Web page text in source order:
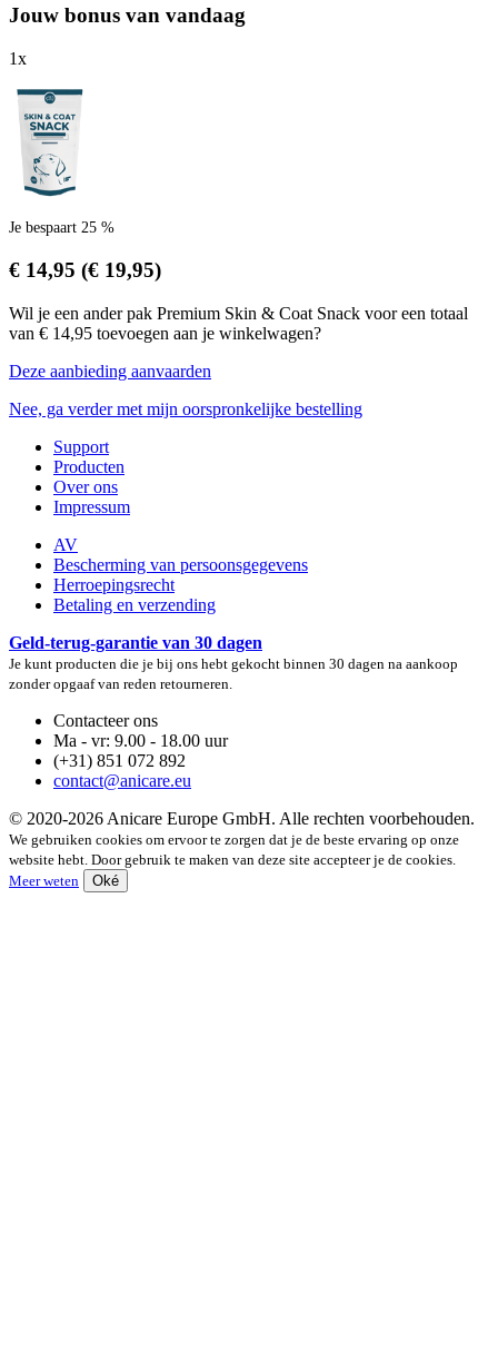
Jouw bonus van vandaag
1x
Je bespaart 25 %
€ 14,95 (€ 19,95)
Wil je een ander pak Premium Skin & Coat Snack voor een totaal
van € 14,95 toevoegen aan je winkelwagen?
Deze aanbieding aanvaarden
Nee, ga verder met mijn oorspronkelijke bestelling
Support
Producten
Over ons
Impressum
AV
Bescherming van persoonsgegevens
Herroepingsrecht
Betaling en verzending
Geld-terug-garantie van 30 dagen
Je kunt producten die je bij ons hebt gekocht binnen 30 dagen na aankoop
zonder opgaaf van reden retourneren.
Contacteer ons
Ma - vr: 9.00 - 18.00 uur
(+31) 851 072 892
contact@anicare.eu
© 2020-2026 Anicare Europe GmbH. Alle rechten voorbehouden.
We gebruiken cookies om ervoor te zorgen dat je de beste ervaring op onze
website hebt. Door gebruik te maken van deze site accepteer je de cookies.
Meer weten
Oké